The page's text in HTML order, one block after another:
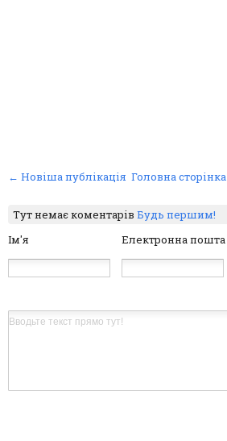
← Новіша публікація Головна сторінка
Тут немає коментарівБудь першим!
Ім'я
Електронна пошта